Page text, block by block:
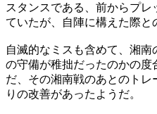
スタンスである、前からプ
ていたが、自陣に構えた際と
自滅的なミスも含めて、湘
の守備が稚拙だったのかの度
だ、その湘南戦のあとのト
りの改善があったようだ。